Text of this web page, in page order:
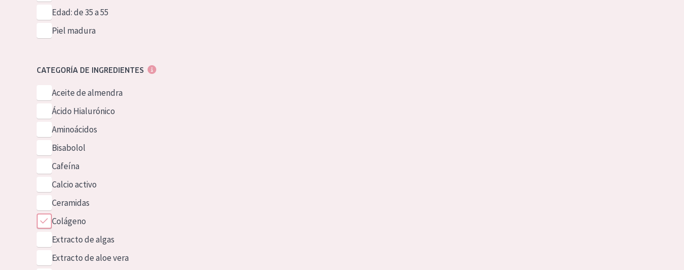
Edad: de 35 a 55
Piel madura
CATEGORÍA DE INGREDIENTES
Aceite de almendra
Ácido Hialurónico
Aminoácidos
Bisabolol
Cafeína
Calcio activo
Ceramidas
Colágeno
Extracto de algas
Extracto de aloe vera